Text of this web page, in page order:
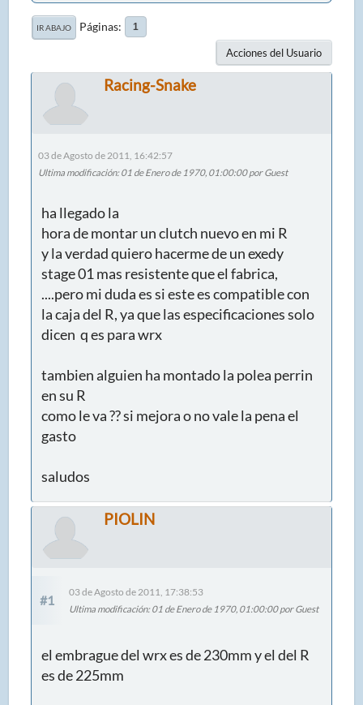
IR ABAJO Páginas 1
Acciones del Usuario
Racing-Snake
03 de Agosto de 2011, 16:42:57
Ultima modificación: 01 de Enero de 1970, 01:00:00 por Guest
ha llegado la
hora de montar un clutch nuevo en mi R
y la verdad quiero hacerme de un exedy
stage 01 mas resistente que el fabrica,
....pero mi duda es si este es compatible con
la caja del R, ya que las especificaciones solo
dicen q es para wrx
tambien alguien ha montado la polea perrin
en su R
como le va ?? si mejora o no vale la pena el
gasto
saludos
PIOLIN
#1
03 de Agosto de 2011, 17:38:53
Ultima modificación: 01 de Enero de 1970, 01:00:00 por Guest
el embrague del wrx es de 230mm y el del R
es de 225mm